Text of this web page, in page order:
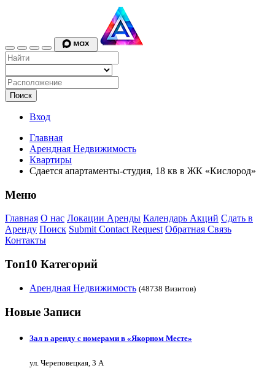
Поиск
Вход
Главная
Арендная Недвижимость
Квартиры
Сдается апартаменты-студия, 18 кв в ЖК «Кислород»
Меню
Главная О нас Локации Аренды Календарь Акций Сдать в
Аренду Поиск Submit Contact Request Обратная Связь
Контакты
Топ10 Категорий
Арендная Недвижимость (48738 Визитов)
Новые Записи
Зал в аренду с номерами в «Якорном Месте»
ул. Череповецкая, 3 А